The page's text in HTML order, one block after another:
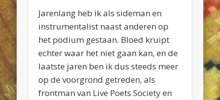
Jarenlang heb ik als sideman en
instrumentalist naast anderen op
het podium gestaan. Bloed kruipt
echter waar het niet gaan kan, en de
laatste jaren ben ik dus steeds meer
op de voorgrond getreden, als
frontman van Live Poets Society en